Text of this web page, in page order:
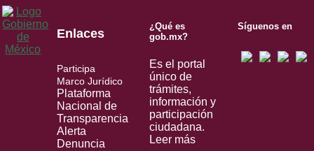
Enlaces
Participa
Marco Jurídico
Plataforma
Nacional de
Transparencia
Alerta
Denuncia
¿Qué es
gob.mx?
Es el portal
único de
trámites,
información y
participación
ciudadana.
Leer más
Síguenos en